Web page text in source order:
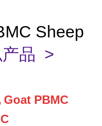
Sheep
产品 >
Goat PBMC